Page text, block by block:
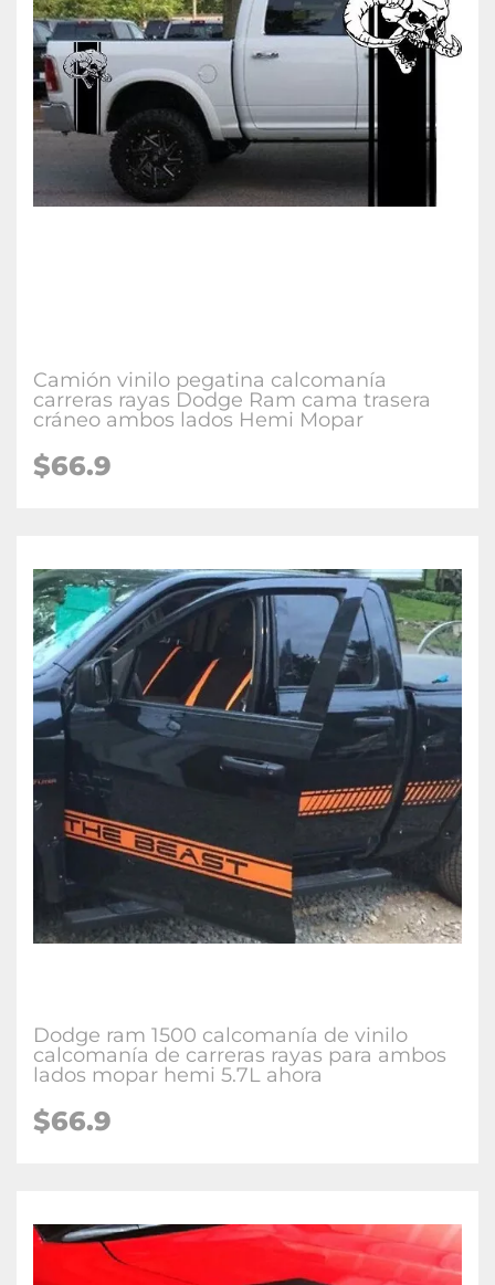
Camión vinilo pegatina calcomanía
carreras rayas Dodge Ram cama trasera
cráneo ambos lados Hemi Mopar
$66.9
Dodge ram 1500 calcomanía de vinilo
calcomanía de carreras rayas para ambos
lados mopar hemi 5.7L ahora
$66.9